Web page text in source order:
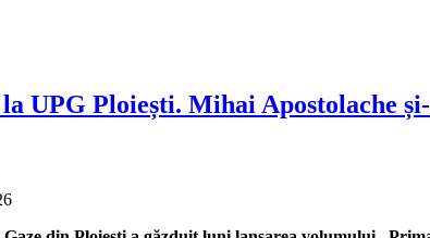
UPG Ploiești. Mihai Apostolache